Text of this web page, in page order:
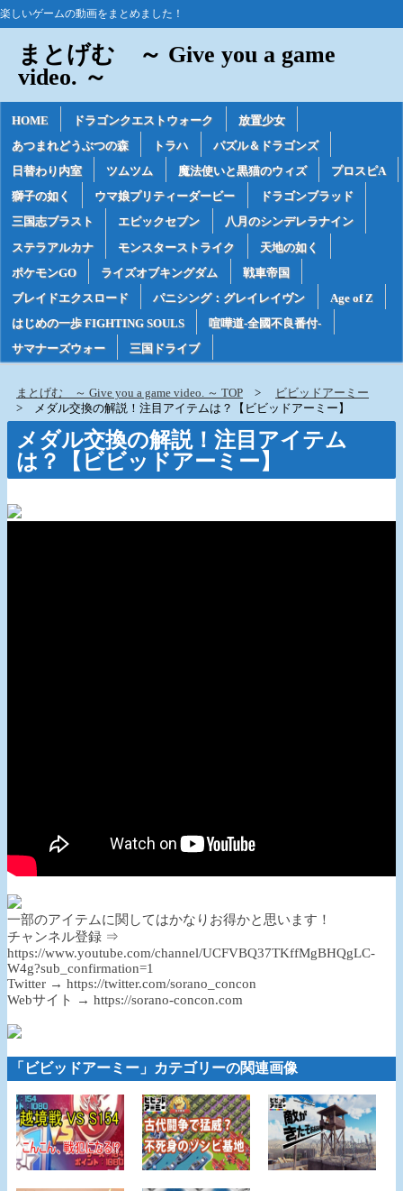
楽しいゲームの動画をまとめました！
まとげむ ～ Give you a game
video. ～
HOME ドラゴンクエストウォーク
放置少女
あつまれどうぶつの森
トラハ
パズル＆ドラゴンズ
日替わり内室
ツムツム 魔法使いと黒猫のウィズ
プロスピA
獅子の如く
ウマ娘プリティーダービー
ドラゴンブラッド
三国志ブラスト
エピックセブン
八月のシンデレラナイン
ステラアルカナ
モンスターストライク
天地の如く
ポケモンGO
ライズオブキングダム
戦車帝国
ブレイドエクスロード
パニシング：グレイレイヴン
Age of Z
はじめの一歩 FIGHTING SOULS
喧嘩道-全國不良番付-
サマナーズウォー
三国ドライブ
まとげむ ～ Give you a game video. ～ TOP
ビビッドアーミー
メダル交換の解説！注目アイテムは？【ビビッドアーミー】
メダル交換の解説！注目アイテム
は？【ビビッドアーミー】
一部のアイテムに関してはかなりお得かと思います！
チャンネル登録 ⇒
https://www.youtube.com/channel/UCFVBQ37TKffMgBHQgLC-
W4g?sub_confirmation=1
Twitter → https://twitter.com/sorano_concon
Webサイト → https://sorano-concon.com
「ビビッドアーミー」カテゴリーの関連画像